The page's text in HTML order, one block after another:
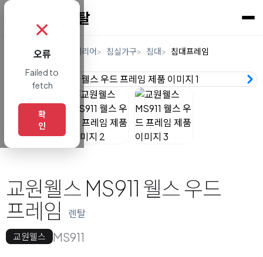
렌탈 가구/인테리어 침실가구 침대 침대프레임
교원웰스 MS911 웰스 우드
프레임
렌탈
교원웰스 MS911
✗
오류
Failed to
fetch
확
인